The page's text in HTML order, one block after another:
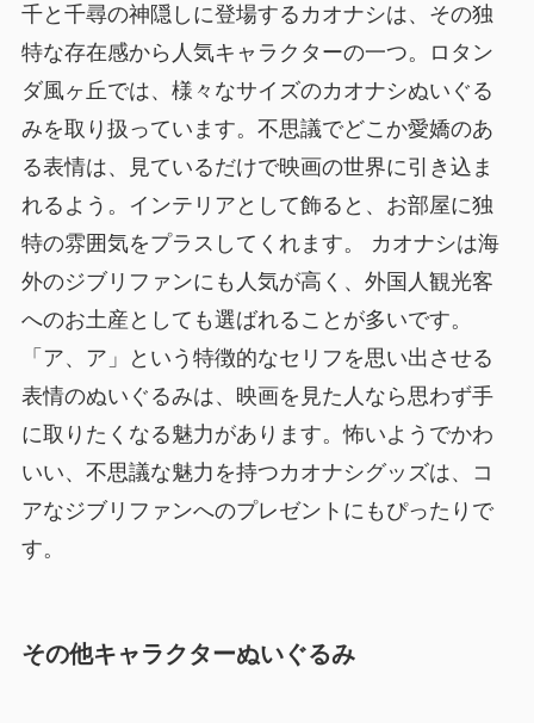
千と千尋の神隠しに登場するカオナシは、その独
特な存在感から人気キャラクターの一つ。ロタン
ダ風ヶ丘では、様々なサイズのカオナシぬいぐる
みを取り扱っています。不思議でどこか愛嬌のあ
る表情は、見ているだけで映画の世界に引き込ま
れるよう。インテリアとして飾ると、お部屋に独
特の雰囲気をプラスしてくれます。 カオナシは海
外のジブリファンにも人気が高く、外国人観光客
へのお土産としても選ばれることが多いです。
「ア、ア」という特徴的なセリフを思い出させる
表情のぬいぐるみは、映画を見た人なら思わず手
に取りたくなる魅力があります。怖いようでかわ
いい、不思議な魅力を持つカオナシグッズは、コ
アなジブリファンへのプレゼントにもぴったりで
す。
その他キャラクターぬいぐるみ